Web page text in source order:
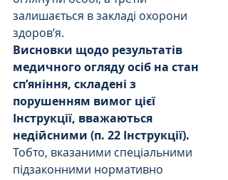
залишається в закладі охорони
здоров’я.
Висновки щодо результатів
медичного огляду осіб на стан
сп’яніння, складені з
порушенням вимог цієї
Інструкції, вважаються
недійсними (п. 22 Інструкції).
Тобто, вказаними спеціальними
підзаконними нормативно